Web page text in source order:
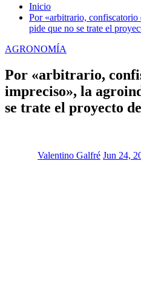
Inicio
Por «arbitrario, confiscatorio
pide que no se trate el
AGRONOMÍA
Por «arbitrario,
impreciso», la
se trate el proyecto
Valentino Galfré Jun 24,